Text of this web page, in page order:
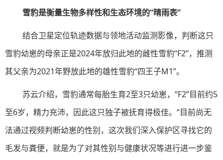
雪豹是衡量生物多样性和生态环境的“晴雨表”
结合卫星定位轨迹数据与领地活动监测影像，判断这只
雪豹幼崽的母亲正是2024年放归此地的雌性雪豹“F2”，推测
其父亲为2021年野放此地的雄性雪豹“四王子M1”。
苏云介绍，雪豹通常每胎生育2至3只幼崽，“F2”目前约5
至6岁，精力充沛，因此这只独子被抚育得极佳。“目前尚无
法通过视频判断幼崽的性别，这次我们深入保护区寻找它的
毛发与粪便，就是为了对其性别与健康状况等进行进一步鉴